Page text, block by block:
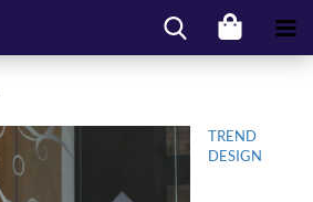
TREND
DESIGN